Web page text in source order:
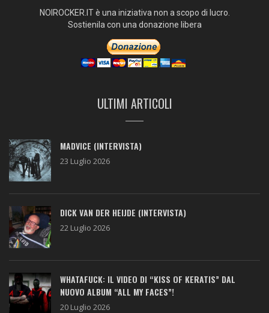
NOIROCKER.IT è una iniziativa non a scopo di lucro.
Sostienila con una donazione libera
ULTIMI ARTICOLI
MADVICE (INTERVISTA)
23 Luglio 2026
DICK VAN DER HEIJDE (INTERVISTA)
22 Luglio 2026
WHATAFUCK: IL VIDEO DI “KISS OF KERATIS” DAL
NUOVO ALBUM “ALL MY FACES”!
20 Luglio 2026